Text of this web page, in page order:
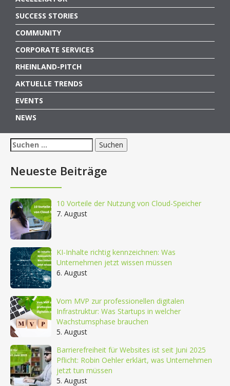
SUCCESS STORIES
COMMUNITY
CORPORATE SERVICES
RHEINLAND-PITCH
AKTUELLE TRENDS
EVENTS
NEWS
Suchen
nach:
Neueste Beiträge
10 Vorteile der Nutzung von Cloud-Speicher
7. August
KI-Inhalte richtig kennzeichnen: Was
Unternehmen jetzt wissen müssen
6. August
Vom MVP zur professionellen digitalen
Infrastruktur: Was Startups in welcher
Wachstumsphase brauchen
5. August
Barrierefreiheit für Websites ist seit Juni 2025
Pflicht: Robin Oehler erklärt, was Unternehmen
jetzt tun müssen
5. August